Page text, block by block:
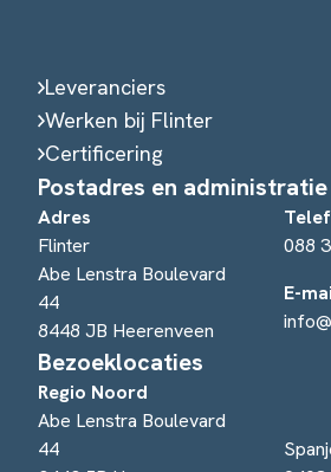
Leveranciers
Werken bij Flinter
Certificering
Postadres en administratie
Adres
Flinter
Abe Lenstra Boulevard
44
8448 JB Heerenveen
088
E-
Bezoeklocaties
Regio Noord
Abe Lenstra Boulevard
44